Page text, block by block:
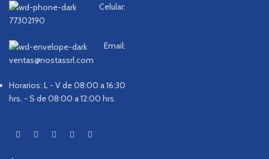
Celular:
77302190
Email:
ventas@nostassrl.com
Horarios: L - V de 08:00 a 16:30
hrs. - S de 08:00 a 12:00 hrs.